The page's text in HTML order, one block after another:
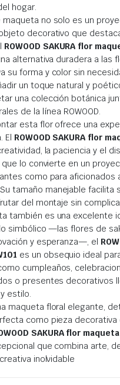
hogar.
no solo es un
decorativo que
ROWOOD SAKURA flor
alternativa duradera a las
su forma y color sin
un toque natural y
una colección botánica
de la línea ROWOOD.
esta flor ofrece una
El ROWOOD SAKURA flor
la paciencia y el
que lo convierte en un
como para aficionados
tamaño manejable facilita
del montaje sin
también es una excelente
simbólico —las flores de
y esperanza—, el
es un obsequio ideal
cumpleaños,
o presentes decorativos
estilo.
maqueta floral elegante,
como pieza decorativa
SAKURA flor
que combina arte,
inolvidable